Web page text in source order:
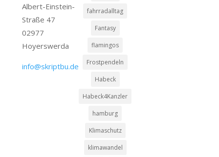
Albert-Einstein-
Straße 47
02977
Hoyerswerda
info@skriptbu.de
fahrradalltag
Fantasy
flamingos
Frostpendeln
Habeck
Habeck4Kanzler
hamburg
Klimaschutz
klimawandel